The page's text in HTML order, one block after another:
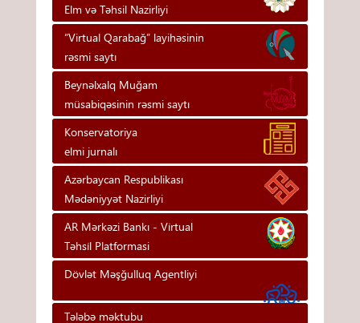
Elm və Təhsil Nazirliyi
“Virtual Qarabağ” layihəsinin
rəsmi saytı
Beynəlxalq Muğam
müsabiqəsinin rəsmi saytı
Konservatoriya
elmi jurnalı
Azərbaycan Respublikası
Mədəniyyət Nazirliyi
AR Mərkəzi Bankı - Vi̇rtual
Təhsi̇l Platformasi
Dövlət Məşğulluq Agentliyi
Tələbə məktubu